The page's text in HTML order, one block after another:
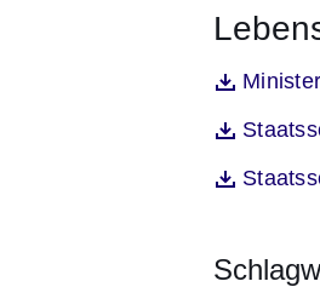
Datei
Öffnet
Datei
Öffnet
Datei
Öffnet